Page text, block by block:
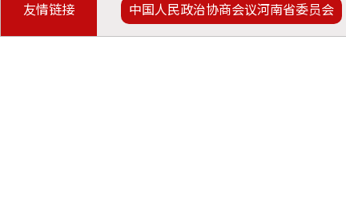
友情链接 中国人民政治协商会议河南省委员会